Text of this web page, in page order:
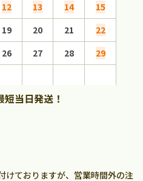
12 13 14
15
19 20 21
22
26 27 28
29
当日発送！
けておりますが、営業時間外の注